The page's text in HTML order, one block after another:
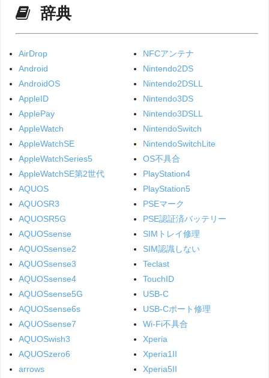
辞典
AirDrop
Android
AndroidOS
AppleID
ApplePay
AppleWatch
AppleWatchSE
AppleWatchSeries5
AppleWatchSE第2世代
AQUOS
AQUOSR3
AQUOSR5G
AQUOSsense
AQUOSsense2
AQUOSsense3
AQUOSsense4
AQUOSsense5G
AQUOSsense6s
AQUOSsense7
AQUOSwish3
AQUOSzero6
arrows
NFCアンテナ
Nintendo2DS
Nintendo2DSLL
Nintendo3DS
Nintendo3DSLL
NintendoSwitch
NintendoSwitchLite
OS不具合
PlayStation4
PlayStation5
PSEマーク
PSE認証済バッテリー
SIMトレイ修理
SIM認識しない
Teclast
TouchID
USB-C
USB-Cポート修理
Wi-Fi不具合
Xperia
Xperia1II
Xperia5II